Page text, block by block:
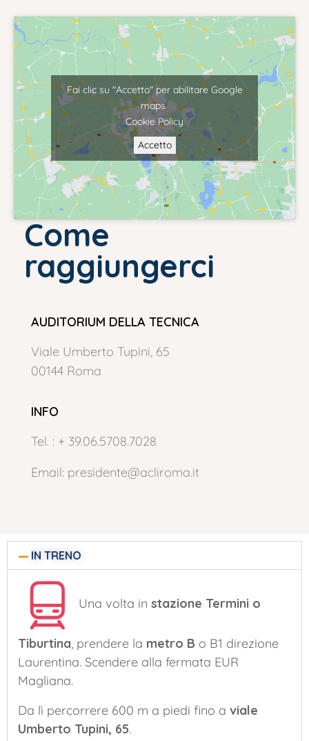
Come
raggiungerci
AUDITORIUM DELLA TECNICA
Viale Umberto Tupini, 65
00144 Roma
INFO
Tel. : + 39.06.5708.7028
Email: presidente@acliroma.it
Fai clic su "Accetto" per abilitare Google
maps
Cookie Policy
Accetto
IN TRENO
Una volta in stazione Termini o
Tiburtina, prendere la metro B o B1 direzione
Laurentina. Scendere alla fermata EUR
Magliana.
Da lì percorrere 600 m a piedi fino a viale
Umberto Tupini, 65.